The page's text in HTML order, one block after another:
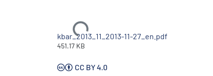
Ladataan...
kbar_2013_11_2013-11-27_en.pdf
451.17 KB
CC BY 4.0